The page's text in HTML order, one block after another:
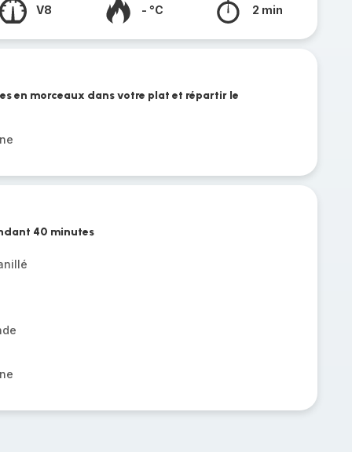
V8 - °C 2 min
en morceaux dans votre plat et répartir le
40 minutes